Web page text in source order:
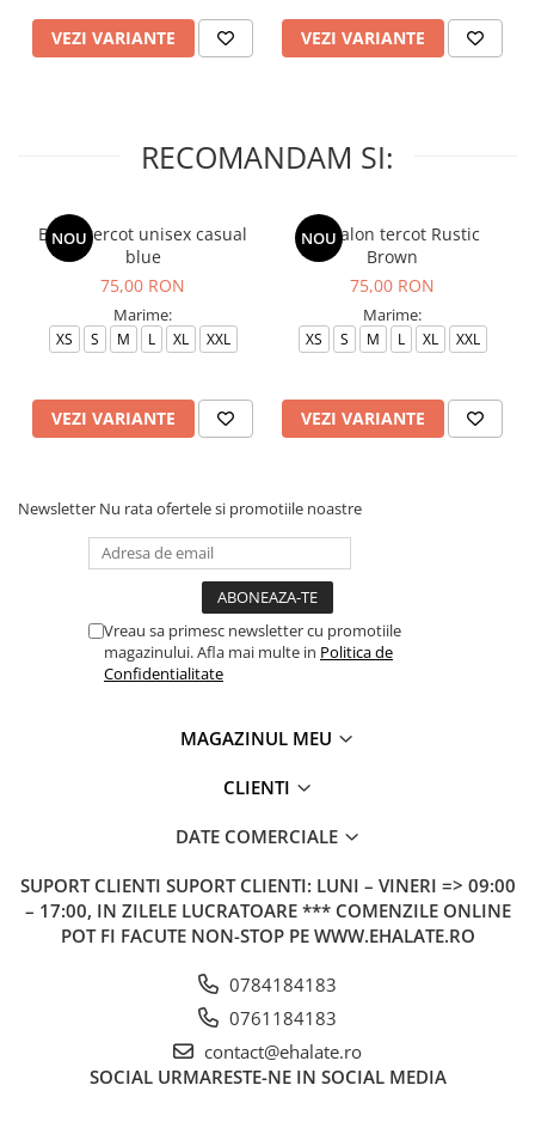
VEZI VARIANTE VEZI VARIANTE
RECOMANDAM SI:
NOU
Bluza tercot unisex casual
blue
75,00 RON
Marime:
XS S M L XL XXL
VEZI VARIANTE
NOU
Pantalon tercot Rustic
Brown
75,00 RON
Marime:
XS S M L XL XXL
VEZI VARIANTE
Newsletter Nu rata ofertele si promotiile noastre
Vreau sa primesc newsletter cu promotiile
magazinului. Afla mai multe in Politica de
Confidentialitate
MAGAZINUL MEU
CLIENTI
DATE COMERCIALE
SUPORT CLIENTI SUPORT CLIENTI: LUNI – VINERI => 09:00
– 17:00, IN ZILELE LUCRATOARE *** COMENZILE ONLINE
POT FI FACUTE NON-STOP PE WWW.EHALATE.RO
0784184183
0761184183
contact@ehalate.ro
SOCIAL URMARESTE-NE IN SOCIAL MEDIA